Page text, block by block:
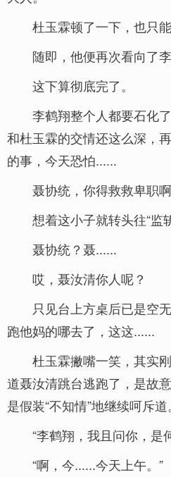
杜玉霖顿了一下，也只
随即，他便再次看向了李
这下算彻底完了。
李鹤翔整个人都要石化
和杜玉霖的交情还这么深，
的事，今天恐怕......
聂协统，你得救救卑职
想着这小子就转头往“监
聂协统？聂......
哎，聂汝清你人呢？
只见台上方桌后已是空
跑他妈的哪去了，这这......
杜玉霖撇嘴一笑，其实
道聂汝清跳台逃跑了，是故
是假装“不知情”地继续呵斥道。
“李鹤翔，我且问你，是
“啊，今......今天上午。”